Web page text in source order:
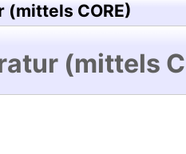
CORE)
(mittels